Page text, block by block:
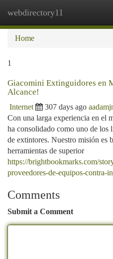
webdirectory11
Home
1
Giacomini Extinguidores en
Alcance!
Internet 307 days ago
Con una larga experiencia en el
ha consolidado como uno de los
de extintores. Nuestro misión es
herramientas de superior
https://brightbookmarks.com/
proveedores-de-equipos-contra-
Comments
Submit a Comment